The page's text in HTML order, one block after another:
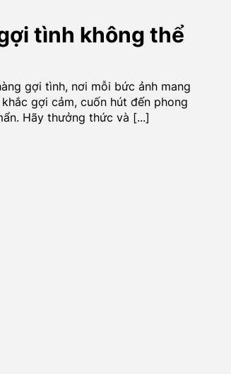
tình không thể
gợi tình, nơi mỗi bức ảnh mang
gợi cảm, cuốn hút đến phong
Hãy thưởng thức và [...]